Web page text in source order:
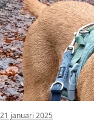
21 januari 2025